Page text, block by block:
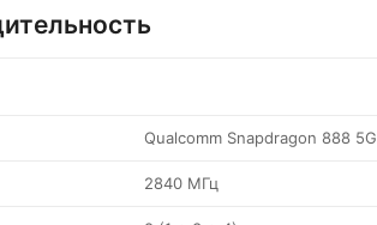
Qualcomm Snapdragon 888 5G
2840 МГц